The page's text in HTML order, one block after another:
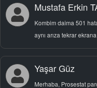
Mustafa Erkin
Kombim daima 501
aynı arıza tekrar
Yaşar Güz
Merhaba, Prosestat